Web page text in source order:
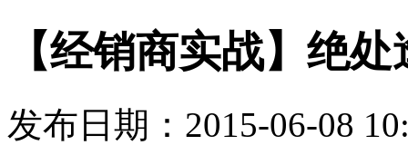
【经销商实战】绝
发布日期：2015-06-08